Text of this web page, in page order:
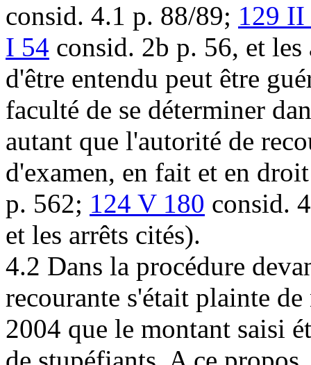
consid. 4.1 p. 88/89; 129 II
I 54 consid. 2b p. 56, et
d'être entendu peut être
faculté de se déterminer
autant que l'autorité de
d'examen, en fait et en
p. 562; 124 V 180 consid.
et les arrêts cités).
4.2 Dans la procédure
recourante s'était plainte
2004 que le montant saisi